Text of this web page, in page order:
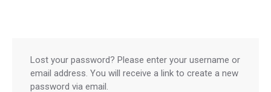
Lost your password? Please enter your username or
email address. You will receive a link to create a new
password via email.